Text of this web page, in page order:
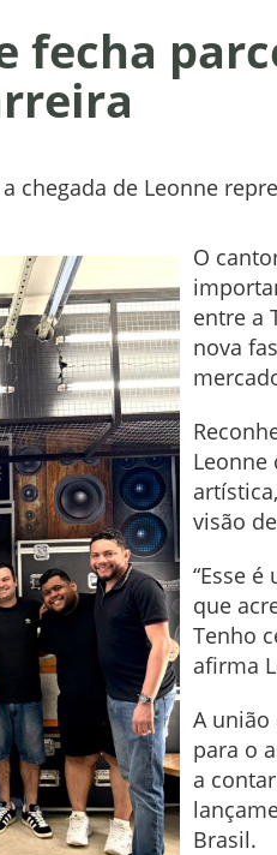
fecha
chegada de Leonne
O
entre a
nova
Leonne
visão
“Esse
que
Tenho
afirma
A união
para o
a
Brasil.